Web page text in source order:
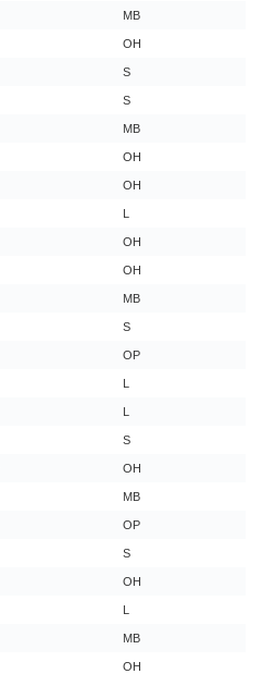
MB
OH
S
S
MB
OH
OH
L
OH
OH
MB
S
OP
L
L
S
OH
MB
OP
S
OH
L
MB
OH